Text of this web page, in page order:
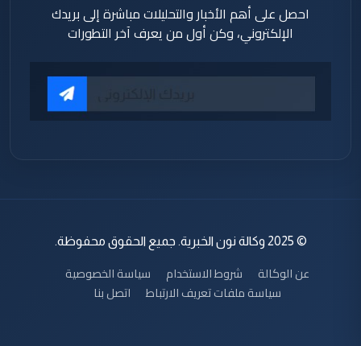
احصل على أهم الأخبار والتحليلات مباشرة إلى بريدك
الإلكتروني، وكن أول من يعرف آخر التطورات
© 2025 وكالة نون الخبرية. جميع الحقوق محفوظة.
عن الوكالة شروط الاستخدام
سياسة الخصوصية
سياسة ملفات تعريف الارتباط
اتصل بنا